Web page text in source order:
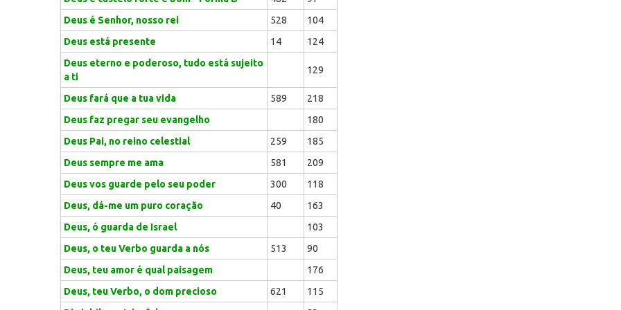
Deus é Senhor, nosso rei
528
104
Deus está presente
14
124
Deus eterno e poderoso, tudo está sujeito
a ti
129
Deus fará que a tua vida 589
218
Deus faz pregar seu evangelho
180
Deus Pai, no reino celestial
259
185
Deus sempre me ama
581
209
Deus vos guarde pelo seu poder
300
118
Deus, dá-me um puro coração
40
163
Deus, ó guarda de Israel
103
Deus, o teu Verbo guarda a nós
513
90
Deus, teu amor é qual paisagem
176
Deus, teu Verbo, o dom precioso
621
115